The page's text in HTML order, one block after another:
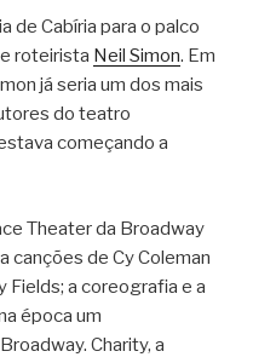
de Cabíria para o palco
roteirista Neil Simon. Em
já seria um dos mais
do teatro
começando a
Theater da Broadway
canções de Cy Coleman
a coreografia e a
época um
Charity, a